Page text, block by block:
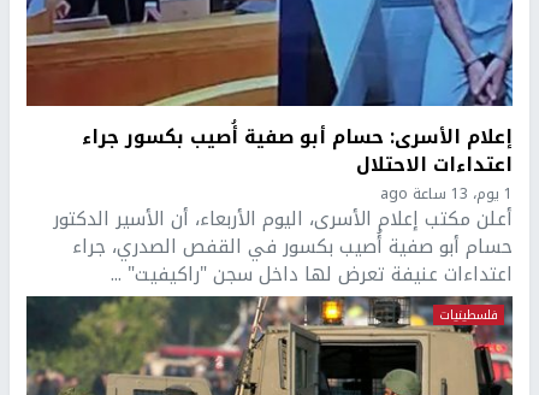
إعلام الأسرى: حسام أبو صفية أُصيب بكسور جراء
اعتداءات الاحتلال
1 يوم، 13 ساعة ago
أعلن مكتب إعلام الأسرى، اليوم الأربعاء، أن الأسير الدكتور
حسام أبو صفية أُصيب بكسور في القفص الصدري، جراء
اعتداءات عنيفة تعرض لها داخل سجن "راكيفيت" ...
فلسطينيات